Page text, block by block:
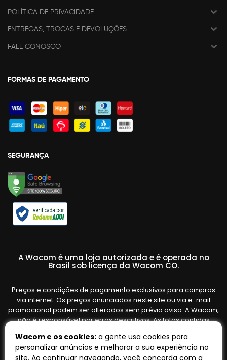
POLÍTICA DE PRIVACIDADE
ENTREGAS, TROCAS E DEVOLUÇÕES
FALE CONOSCO
FORMAS DE PAGAMENTO
SEGURANÇA
A Wacom é uma loja autorizada e é operada no
Brasil sob licença da Wacom CO.
Preços e condições de pagamento exclusivos para compras
via internet. Os preços anunciados neste site ou via e-mail
promocional podem ser alterados sem prévio aviso. A Wacom,
não é responsável por erros descritivos. As fotos contidas
variar de acordo com o fornecedor/lote do fabricante. Ofertas
válidas até o término de nossos estoques. Vendas sujeitas à
Wacom e os cookies: a gente usa cookies para
personalizar anúncios e melhorar a sua experiência no
site. Ao continuar navegando, você concorda com a